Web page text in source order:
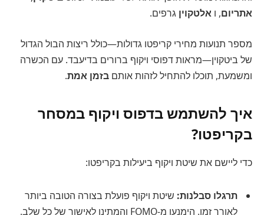
אתריום, ו אלטקוין גרפים.
מספר תנועות מחירי קריפטו גדולות—כולל ריצות הבול הגדול
של ביטקוין—מראות דפוסי ויקוף ברורים בדיעבד. עם הכשרה
ומשמעת, תוכלו להתחיל לזהות אותם בזמן אמת.
איך להשתמש בדפוס ויקוף במסחר
בקריפטו?
כדי ליישם את שיטת ויקוף ביעילות בקריפטו:
תרגלו סבלנות: שיטת ויקוף פועלת בצורה הטובה ביותר
לאורך זמן. הימנעו מ-FOMO והמתינו לאישור של כל שלב.